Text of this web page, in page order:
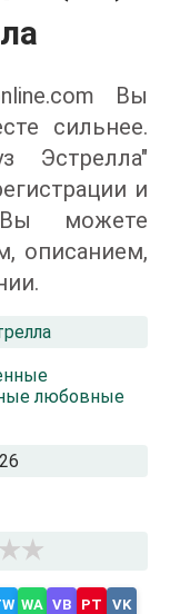
Вы
сильнее.
Эстрелла"
и
можете
описанием,
любовные
WA VB PT VK